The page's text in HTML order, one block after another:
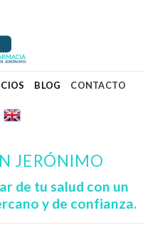
BLOG CONTACTO
JERÓNIMO
de tu salud con un
y de confianza.